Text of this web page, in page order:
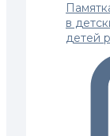
в
детей